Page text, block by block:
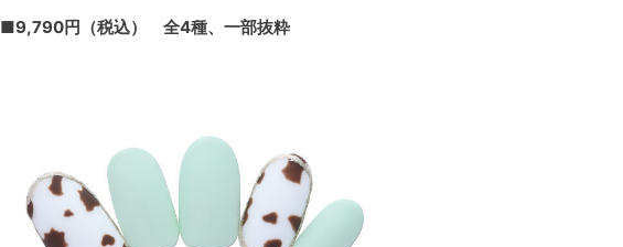
■9,790円（税込） 全4種、一部抜粋